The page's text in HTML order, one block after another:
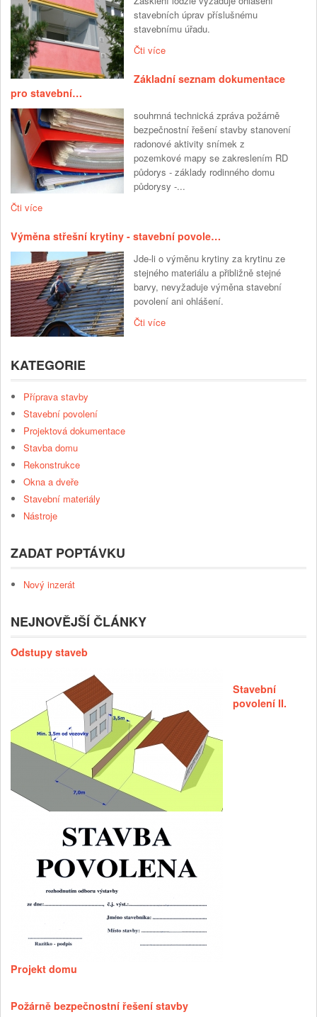
stavebních úprav příslušnému
stavebnímu úřadu.
Čti více
Základní seznam dokumentace
pro stavební…
souhrnná technická zpráva požárně
bezpečnostní řešení stavby stanovení
radonové aktivity snímek z
pozemkové mapy se zakreslením RD
půdorys - základy rodinného domu
půdorysy -...
Čti více
Výměna střešní krytiny - stavební povole…
Jde-li o výměnu krytiny za krytinu ze
stejného materiálu a přibližně stejné
barvy, nevyžaduje výměna stavební
povolení ani ohlášení.
Čti více
KATEGORIE
Příprava stavby
Stavební povolení
Projektová dokumentace
Stavba domu
Rekonstrukce
Okna a dveře
Stavební materiály
Nástroje
ZADAT POPTÁVKU
Nový inzerát
NEJNOVĚJŠÍ ČLÁNKY
Odstupy staveb
Stavební
povolení II.
Projekt domu
Požárně bezpečnostní řešení stavby